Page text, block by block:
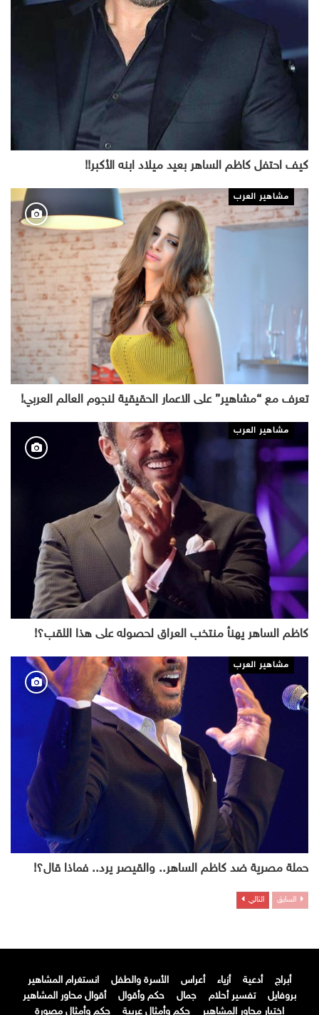
كيف احتفل كاظم الساهر بعيد ميلاد ابنه الأكبر!!
مشاهير العرب
تعرف مع “مشاهير” على الاعمار الحقيقية لنجوم العالم العربي!
مشاهير العرب
كاظم الساهر يهنأ منتخب العراق لحصوله على هذا اللقب؟!
مشاهير العرب
حملة مصرية ضد كاظم الساهر.. والقيصر يرد.. فماذا قال؟!
السابق التالي
أبراج أدعية أزياء أعراس الأسرة والطفل
انستغرام المشاهير
بروفايل
تفسير أحلام جمال حكم وأقوال
أقوال محاور المشاهير
اختيار محاور المشاهير
حكم وأمثال عربية حكم وأمثال مصورة